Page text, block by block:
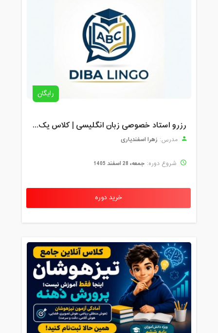
رایگان
رزرو استاد خصوصی زبان انگلیسی | کلاس یک‌نفره با زهرا اسفندیاری + مشاوره رایگان
مدرس: زهرا اسفندیاری
شروع دوره: جمعه، 28 اسفند 1405
خرید دوره